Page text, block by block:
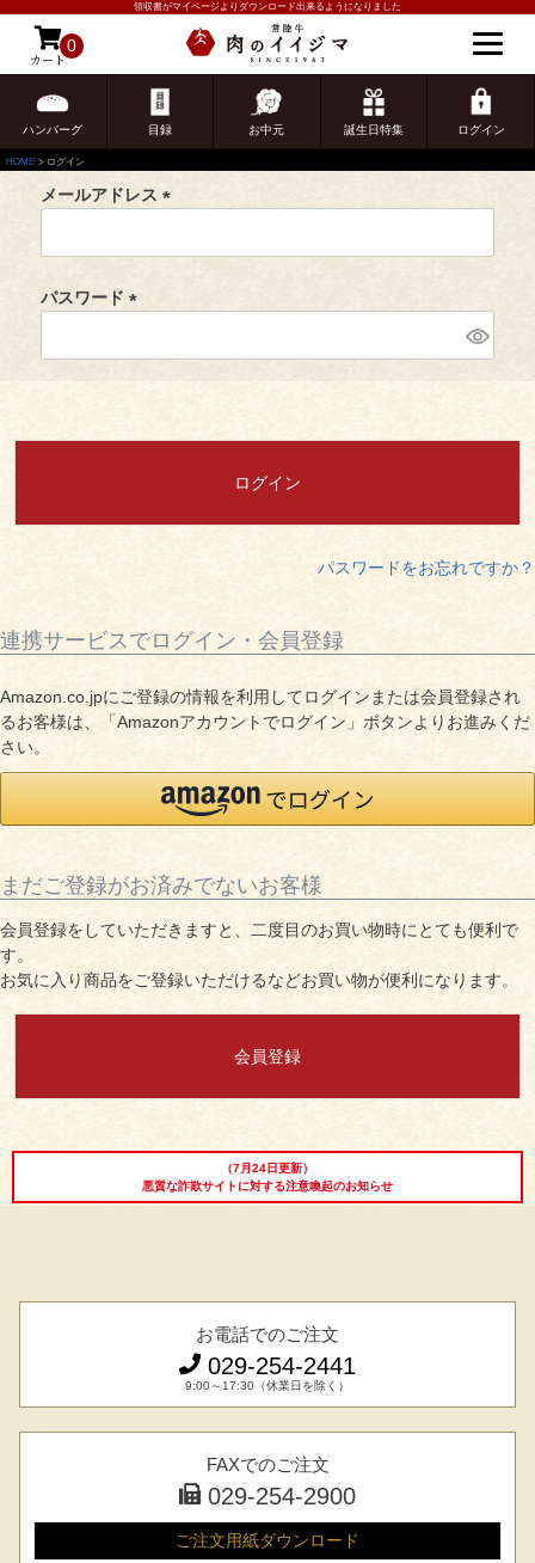
領収書がマイページよりダウンロード出来るようになりました
カート
0
ハンバーグ 目録 お中元 誕生日特集 ログイン
ゲスト 様こんにちは
ログイン
常陸牛とは？
マイページ
食べ方レシピ
牛肉部位一覧
すき焼き
BBQ
ステーキ
みそ漬け
レトルトカレー
シャルキュトリー
コーンスープ
目録ギフト
プレミアムギフト
029-254-2441
HOME ログイン
ログイン
会員登録がお済みのお客様
メールアドレス
パスワード
ログイン
パスワードをお忘れですか？
連携サービスでログイン・会員登録
Amazon.co.jpにご登録の情報を利用してログインまたは会員登録され
るお客様は、「Amazonアカウントでログイン」ボタンよりお進みくだ
さい。
まだご登録がお済みでないお客様
会員登録をしていただきますと、二度目のお買い物時にとても便利で
す。
お気に入り商品をご登録いただけるなどお買い物が便利になります。
会員登録
（7月24日更新）
悪質な詐欺サイトに対する注意喚起のお知らせ
お電話でのご注文
029-254-2441
9:00～17:30（休業日を除く）
FAXでのご注文
029-254-2900
ご注文用紙ダウンロード